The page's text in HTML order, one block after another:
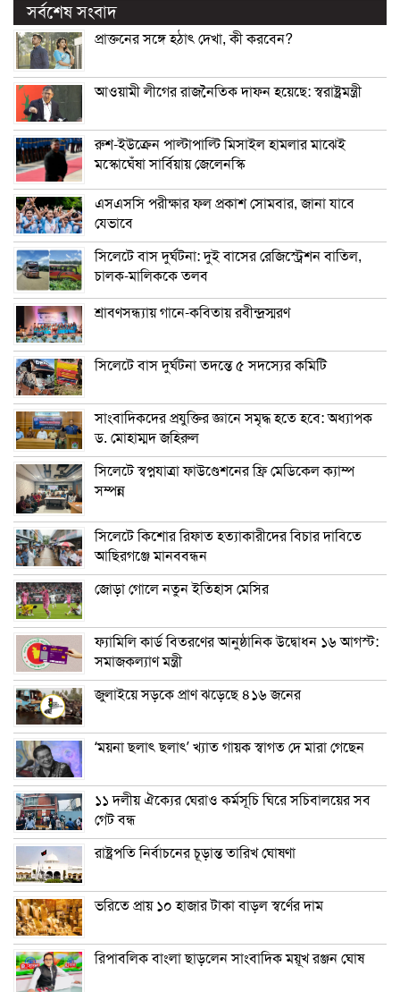
সর্বশেষ সংবাদ
প্রাক্তনের সঙ্গে হঠাৎ দেখা, কী করবেন?
আওয়ামী লীগের রাজনৈতিক দাফন হয়েছে: স্বরাষ্ট্রমন্ত্রী
রুশ-ইউক্রেন পাল্টাপাল্টি মিসাইল হামলার মাঝেই
মস্কোঘেঁষা সার্বিয়ায় জেলেনস্কি
এসএসসি পরীক্ষার ফল প্রকাশ সোমবার, জানা যাবে
যেভাবে
সিলেটে বাস দুর্ঘটনা: দুই বাসের রেজিস্ট্রেশন বাতিল,
চালক-মালিককে তলব
শ্রাবণসন্ধ্যায় গানে-কবিতায় রবীন্দ্রস্মরণ
সিলেটে বাস দুর্ঘটনা তদন্তে ৫ সদস্যের কমিটি
সাংবাদিকদের প্রযুক্তির জ্ঞানে সমৃদ্ধ হতে হবে: অধ্যাপক
ড. মোহাম্মদ জহিরুল
সিলেটে স্বপ্নযাত্রা ফাউণ্ডেশনের ফ্রি মেডিকেল ক্যাম্প
সম্পন্ন
সিলেটে কিশোর রিফাত হত্যাকারীদের বিচার দাবিতে
আছিরগঞ্জে মানববন্ধন
জোড়া গোলে নতুন ইতিহাস মেসির
ফ্যামিলি কার্ড বিতরণের আনুষ্ঠানিক উদ্বোধন ১৬ আগস্ট:
সমাজকল্যাণ মন্ত্রী
জুলাইয়ে সড়কে প্রাণ ঝড়েছে ৪১৬ জনের
‘ময়না ছলাৎ ছলাৎ’ খ্যাত গায়ক স্বাগত দে মারা গেছেন
১১ দলীয় ঐক্যের ঘেরাও কর্মসূচি ঘিরে সচিবালয়ের সব
গেট বন্ধ
রাষ্ট্রপতি নির্বাচনের চূড়ান্ত তারিখ ঘোষণা
ভরিতে প্রায় ১০ হাজার টাকা বাড়ল স্বর্ণের দাম
রিপাবলিক বাংলা ছাড়লেন সাংবাদিক ময়ূখ রঞ্জন ঘোষ